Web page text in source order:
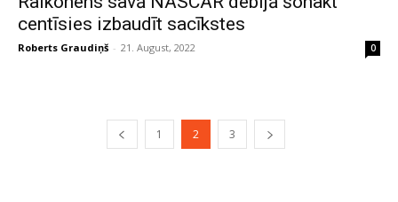
centīsies izbaudīt sacīkstes
Roberts Graudiņš - 21. August, 2022 0
1 2 3